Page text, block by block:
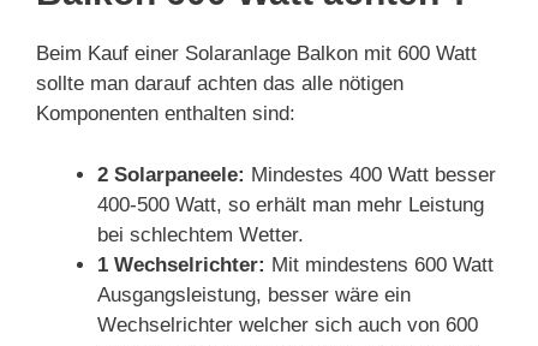
Beim Kauf einer Solaranlage Balkon mit 600 Watt
sollte man darauf achten das alle nötigen
Komponenten enthalten sind:
2 Solarpaneele: Mindestes 400 Watt besser
400-500 Watt, so erhält man mehr Leistung
bei schlechtem Wetter.
1 Wechselrichter: Mit mindestens 600 Watt
Ausgangsleistung, besser wäre ein
Wechselrichter welcher sich auch von 600